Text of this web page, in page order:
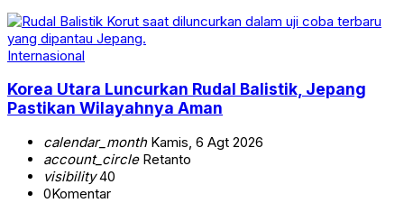
Internasional
Korea Utara Luncurkan Rudal Balistik, Jepang
Pastikan Wilayahnya Aman
calendar_monthKamis, 6 Agt 2026
account_circleRetanto
visibility40
0Komentar